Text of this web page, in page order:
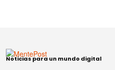
Noticias para un mundo digital